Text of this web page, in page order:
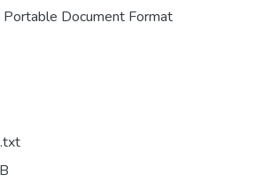
Document Format